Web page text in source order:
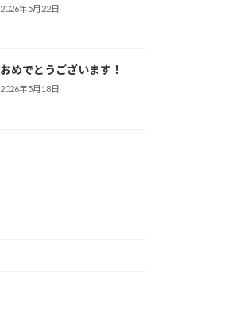
2026年5月22日
おめでとうございます！
2026年5月18日